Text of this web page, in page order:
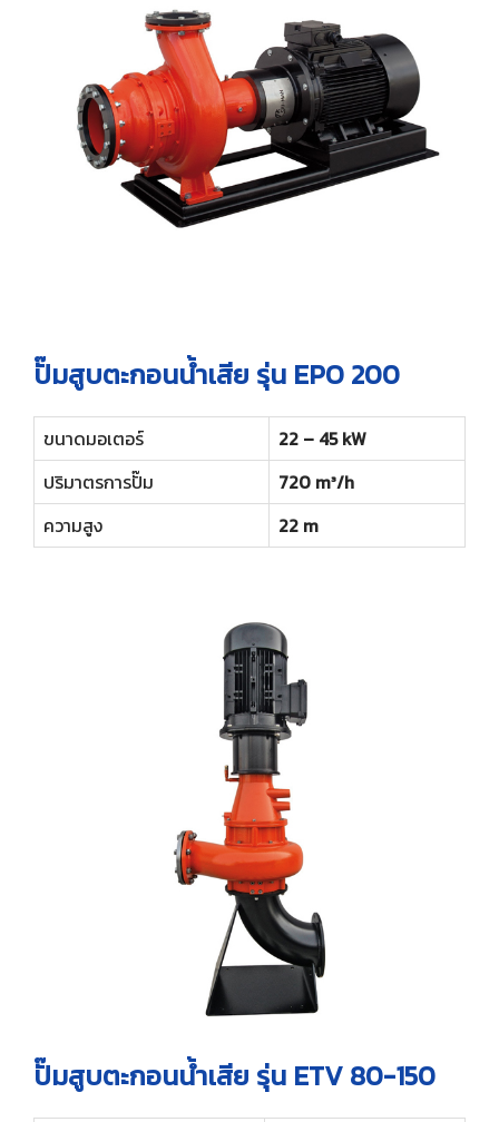
ปั๊มสูบตะกอนน้ำเสีย รุ่น EPO 200
ขนาดมอเตอร์
22 – 45 kW
ปริมาตรการปั๊ม
720 m³/h
ความสูง
22 m
ปั๊มสูบตะกอนน้ำเสีย รุ่น ETV 80-150